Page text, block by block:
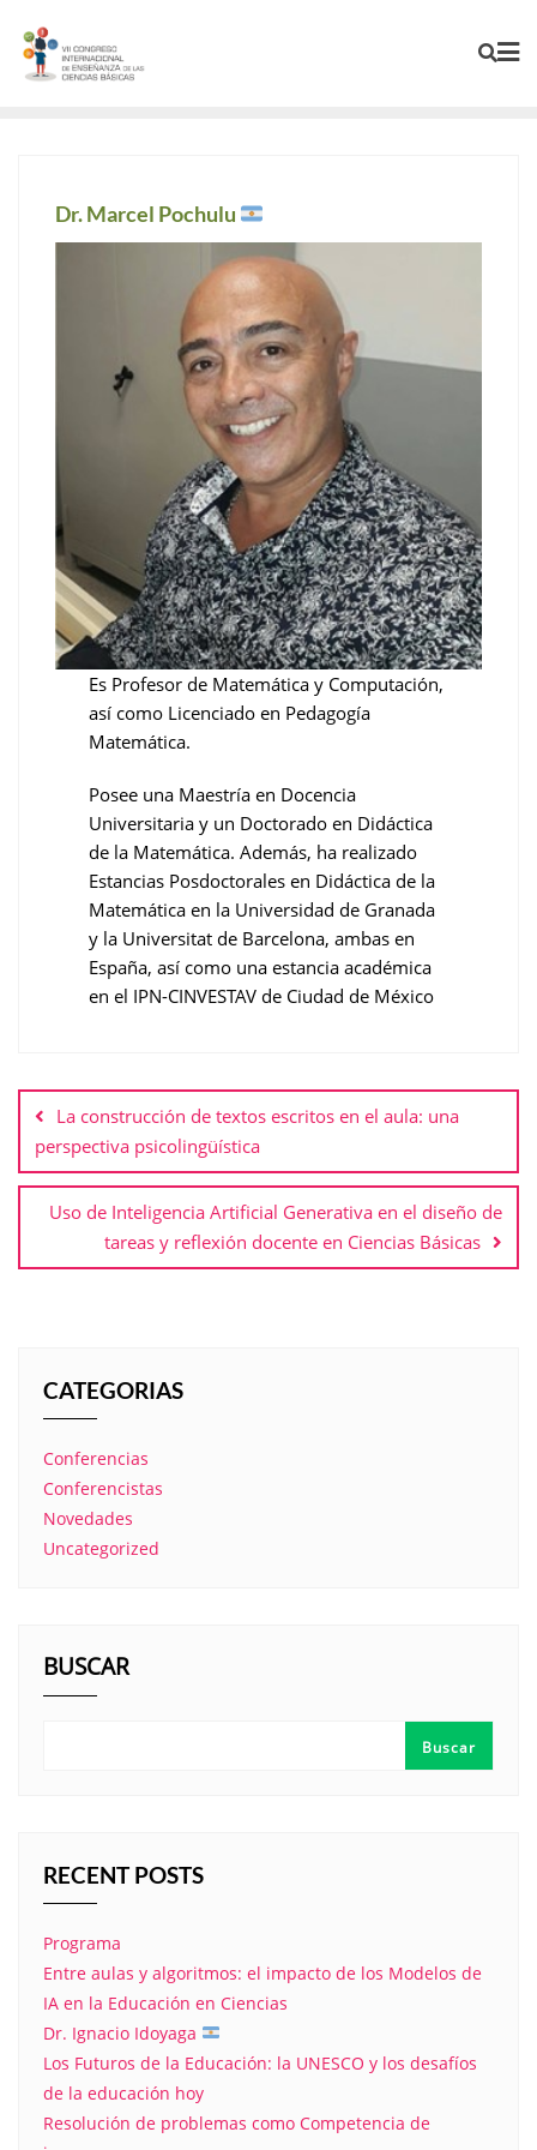
Dr. Marcel Pochulu
Es Profesor de Matemática y Computación,
así como Licenciado en Pedagogía
Matemática.
Posee una Maestría en Docencia
Universitaria y un Doctorado en Didáctica
de la Matemática. Además, ha realizado
Estancias Posdoctorales en Didáctica de la
Matemática en la Universidad de Granada
y la Universitat de Barcelona, ambas en
España, así como una estancia académica
en el IPN-CINVESTAV de Ciudad de México
La construcción de textos escritos en el aula: una
perspectiva psicolingüística
Uso de Inteligencia Artificial Generativa en el diseño de
tareas y reflexión docente en Ciencias Básicas
CATEGORIAS
Conferencias
Conferencistas
Novedades
Uncategorized
BUSCAR
Buscar
RECENT POSTS
Programa
Entre aulas y algoritmos: el impacto de los Modelos de
IA en la Educación en Ciencias
Dr. Ignacio Idoyaga
Los Futuros de la Educación: la UNESCO y los desafíos
de la educación hoy
Resolución de problemas como Competencia de